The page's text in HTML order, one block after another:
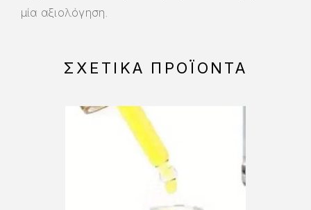
μία αξιολόγηση.
ΣΧΕΤΙΚΆ ΠΡΟΪΌΝΤΑ